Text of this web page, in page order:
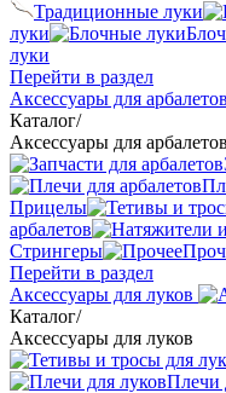
Традиционные луки
луки
луки
Перейти в раздел
Аксессуары для арбалетов
Каталог/
Аксессуары для арбалетов
Прицелы
арбалетов
Стрингеры
Перейти в раздел
Аксессуары для луков
Каталог/
Аксессуары для луков
Плечи